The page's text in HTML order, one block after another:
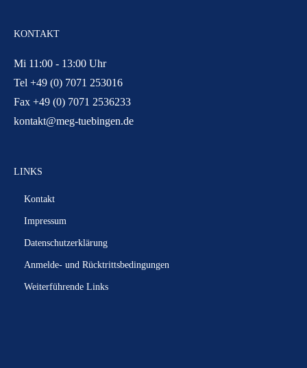
KONTAKT
Mi 11:00 - 13:00 Uhr
Tel +49 (0) 7071 253016
Fax +49 (0) 7071 2536233
kontakt@meg-tuebingen.de
LINKS
Kontakt
Impressum
Datenschutzerklärung
Anmelde- und Rücktrittsbedingungen
Weiterführende Links